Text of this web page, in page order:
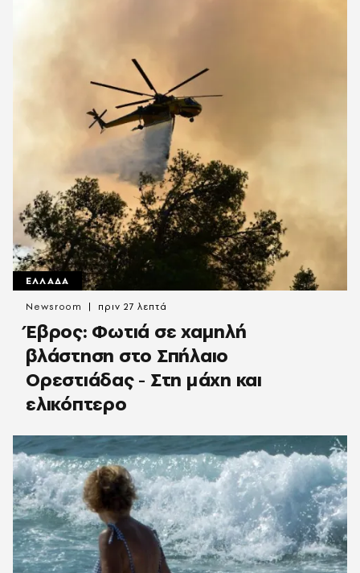
ΕΛΛΑΔΑ
Έβρος: Φωτιά σε χαμηλή
βλάστηση στο Σπήλαιο
Ορεστιάδας - Στη μάχη και
ελικόπτερο
Newsroom πριν 27 λεπτά